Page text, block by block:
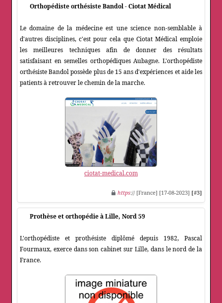
Orthopédiste orthésiste Bandol - Ciotat Médical
Le domaine de la médecine est une science non-semblable à
d'autres disciplines, c'est pour cela que Ciotat Médical emploie
les meilleures techniques afin de donner des résultats
satisfaisant en semelles orthopédiques Aubagne. L'orthopédiste
orthésiste Bandol possède plus de 15 ans d'expériences et aide les
patients à retrouver le chemin de la marche.
ciotat-medical.com
https:// [France] [17-08-2023] [#3]
Prothèse et orthopédie à Lille, Nord 59
L'orthopédiste et prothésiste diplômé depuis 1982, Pascal
Fourmaux, exerce dans son cabinet sur Lille, dans le nord de la
France.